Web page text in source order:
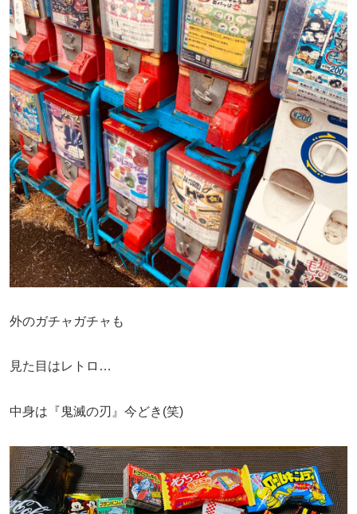
外のガチャガチャも
見た目はレトロ…
中身は『鬼滅の刃』今どき(笑)